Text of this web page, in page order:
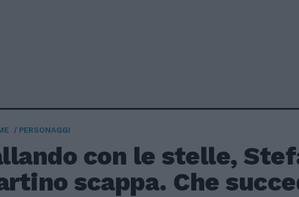
PERSONAGGI
con le stelle,
scappa. Che